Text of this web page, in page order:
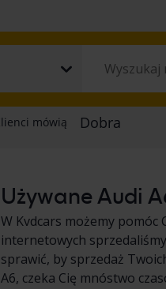
Używane Audi
W Kvdcars możemy pomóc
internetowych
sprawić, by sprzedaż
A6, czeka Cię mnóstwo